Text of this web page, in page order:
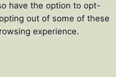
have the option to opt-
out of some of these
experience.